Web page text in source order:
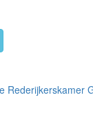
Rederijkerskamer